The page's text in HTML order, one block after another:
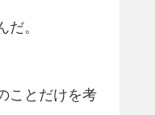
。
ことだけを考